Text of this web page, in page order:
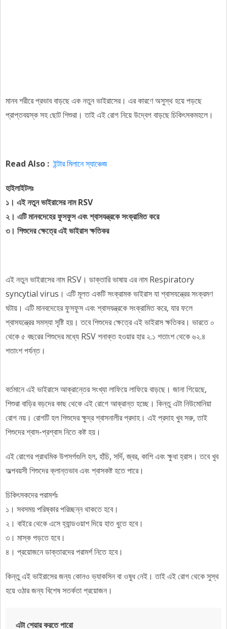
মানব শরীরে প্রভাব বাড়ছে এক নতুন ভাইরাসের। এর কারণে অসুস্থ হয়ে পড়ছে
প্রাপ্তবয়স্ক সহ ছোট শিশুরা। তাই এই রোগ নিয়ে উদ্বেগ বাড়ছে চিকিৎসকমহলে।
Read Also : ইন্টার মিলানে স্যাঞ্চেজ
হাইলাইটসঃ
১। এই নতুন ভাইরাসের নাম RSV
২। এটি মানবদেহের ফুসফুস এবং শ্বাসযন্ত্রকে সংক্রামিত করে
৩। শিশুদের ক্ষেত্রে এই ভাইরাস ক্ষতিকর
এই নতুন ভাইরাসের নাম RSV। ডাক্তারি ভাষায় এর নাম Respiratory
syncytial virus। এটি মূলত একটি সংক্রামক ভাইরাস যা শ্বাসযন্ত্রের সংক্রমণ
ঘটায়। এটি মানবদেহের ফুসফুস এবং শ্বাসযন্ত্রকে সংক্রামিত করে, যার ফলে
শ্বাসযন্ত্রের সমস্যা সৃষ্টি হয়। তবে শিশুদের ক্ষেত্রে এই ভাইরাস ক্ষতিকর। ভারতে ০
থেকে ৫ বছরের শিশুদের মধ্যে RSV শনাক্ত হওয়ার হার ২.১ শতাংশ থেকে ৬২.৪
শতাংশ পর্যন্ত।
বর্তমানে এই ভাইরাসে আক্রান্তের সংখ্যা লাফিয়ে লাফিয়ে বাড়ছে। জানা গিয়েছে,
শিশুরা বাড়ির বড়দের কাছ থেকে এই রোগে আক্রান্ত হচ্ছে। কিন্তু এটা নিউমোনিয়া
রোগ নয়। রোগটি হল শিশুদের ক্ষুদ্র শ্বাসনালীর প্রদাহ। এই প্রদাহ খুব সরু, তাই
শিশুদের শ্বাস-প্রশ্বাস নিতে কষ্ট হয়।
এই রোগের প্রাথমিক উপসর্গগুলি হল, হাঁচি, সর্দি, জ্বর, কাশি এবং ক্ষুধা হ্রাস। তবে খুব
অল্পবয়সী শিশুদের ক্লান্তভাব এবং শ্বাসকষ্ট হতে পারে।
চিকিৎসকদের পরামর্শঃ
১। সবসময় পরিষ্কার পরিচ্ছন্ন থাকতে হবে।
২। বাইরে থেকে এসে হ্যান্ডওয়াশ দিয়ে হাত ধুতে হবে।
৩। মাস্ক পড়তে হবে।
৪। প্রয়োজনে ডাক্তারদের পরামর্শ নিতে হবে।
কিন্তু এই ভাইরাসের জন্য কোনও ভ্যাকসিন বা ওষুধ নেই। তাই এই রোগ থেকে সুস্থ
হয়ে ওঠার জন্য বিশেষ সতর্কতা প্রয়োজন।
এটা শেয়ার করতে পারো